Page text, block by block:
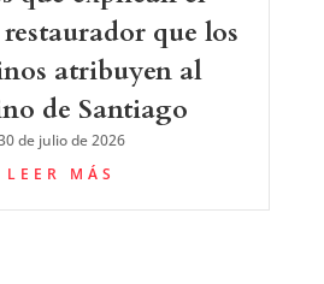
que los
atribuyen al
de Santiago
de julio de 2026
LEER MÁS